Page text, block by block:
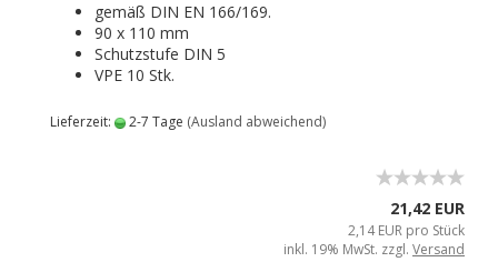
gemäß DIN EN 166/169.
90 x 110 mm
Schutzstufe DIN 5
VPE 10 Stk.
Lieferzeit: 2-7 Tage (Ausland abweichend)
21,42 EUR
2,14 EUR pro Stück
inkl. 19% MwSt. zzgl. Versand